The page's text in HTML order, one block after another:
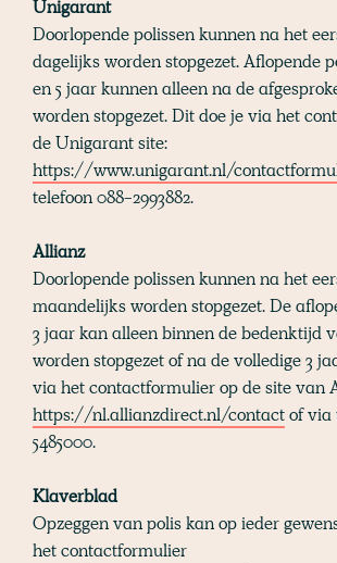
Unigarant
Doorlopende polissen kunnen na het
dagelijks worden stopgezet. Aflopende
en 5 jaar kunnen alleen na de
worden stopgezet. Dit doe je via het
de Unigarant site:
https://www.unigarant.nl/
telefoon 088-2993882.
Allianz
Doorlopende polissen kunnen na het
maandelijks worden stopgezet. De
3 jaar kan alleen binnen de bedenktijd
worden stopgezet of na de volledige 3
via het contactformulier op de site van
https://nl.allianzdirect.nl/contactof via
5485000.
Klaverblad
Opzeggen van polis kan op ieder
het contactformulier